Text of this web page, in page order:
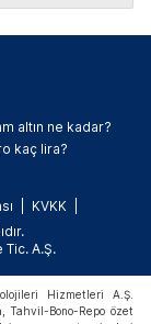
altın ne kadar?
kaç lira?
KVKK
A.Ş.
Hizmetleri A.Ş.
Tahvil-Bono-Repo özet